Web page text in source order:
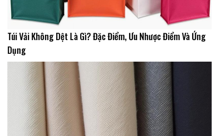
Túi Vải Không Dệt Là Gì? Đặc Điểm, Ưu Nhược Điểm Và Ứng
Dụng